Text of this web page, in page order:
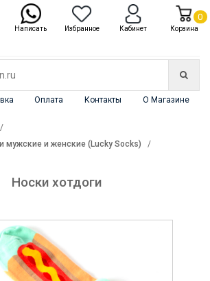
Оплата Контакты О Магазине
мужские и женские (Lucky Socks)
Носки хотдоги
Написать Избранное Кабинет Корзина
0